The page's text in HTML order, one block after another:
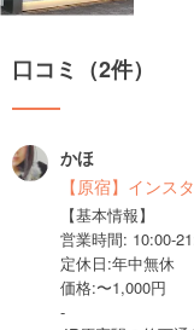
口コミ（2件）
かほ
【原宿】インス
【基本情報】
営業時間: 10:00-
定休日:年中無休
価格:〜1,000円
-